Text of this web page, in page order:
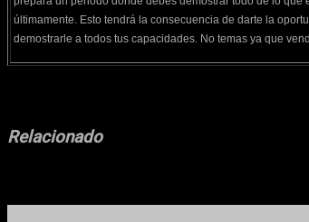
últimamente. Esto tendrá la consecuencia de darte la
demostrarle a todos tus capacidades. No temas ya que
Relacionado